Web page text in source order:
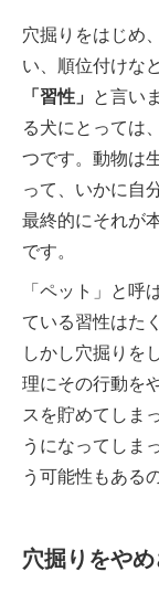
穴掘りをはじめ
い、順位付けな
「習性」 と言い
る犬にとっては
つです。動物は
って、いかに自
最終的にそれが
です。
「ペット」と
ている習性はた
しかし穴掘りを
理にその行動を
スを貯めてしま
うになってしま
う可能性もある
穴掘りをや